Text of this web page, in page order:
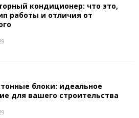
кондиционер: что это,
работы и отличия от
блоки: идеальное
для вашего строительства